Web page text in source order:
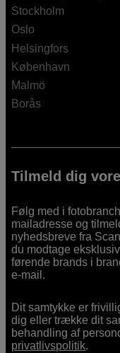
Stockholm
Oslo
Helsingfors
København
Malmö
Borås
Tilmeld dig
Følg med i
mailadresse og
nyhedsbreve fra
du modtage
førende brands i
e-mail.
Dit samtykke er
dig eller trække dit
behandling af
privatlivspolitik.